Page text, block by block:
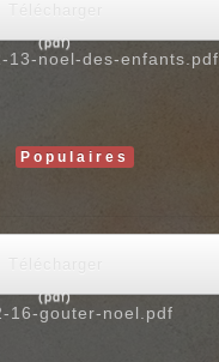
Télécharger
(pdf)
13-noel-des-enfants.pdf
Populaires
Télécharger
(pdf)
16-gouter-noel.pdf